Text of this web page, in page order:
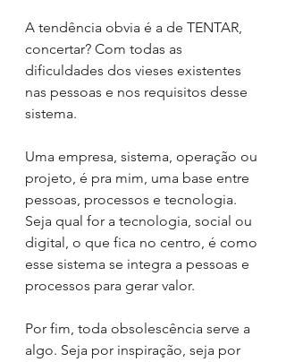
A tendência obvia é a de TENTAR,
concertar? Com todas as
dificuldades dos vieses existentes
nas pessoas e nos requisitos desse
sistema.
Uma empresa, sistema, operação ou
projeto, é pra mim, uma base entre
pessoas, processos e tecnologia.
Seja qual for a tecnologia, social ou
digital, o que fica no centro, é como
esse sistema se integra a pessoas e
processos para gerar valor.
Por fim, toda obsolescência serve a
algo. Seja por inspiração, seja por